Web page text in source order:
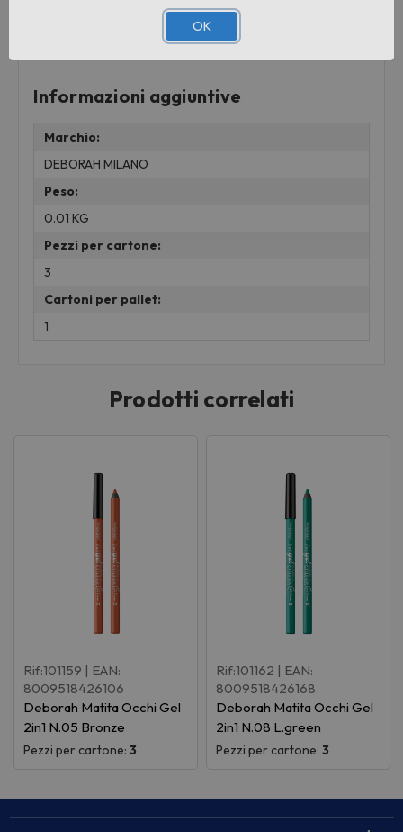
Senza rinunciare alla profondi
Informazioni aggiuntive
Marchio:
DEBORAH MILANO
Peso:
0.01 KG
Pezzi per cartone:
3
Cartoni per pallet:
1
Prodotti correlati
Rif:101159 | EAN:
8009518426106
Deborah Matita Occhi Gel
2in1 N.05 Bronze
Pezzi per cartone:3
Rif:101162 | EAN:
8009518426168
Deborah Matita Occhi Gel
2in1 N.08 L.green
Pezzi per cartone:3
OK